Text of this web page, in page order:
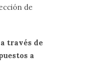
de
través de
a